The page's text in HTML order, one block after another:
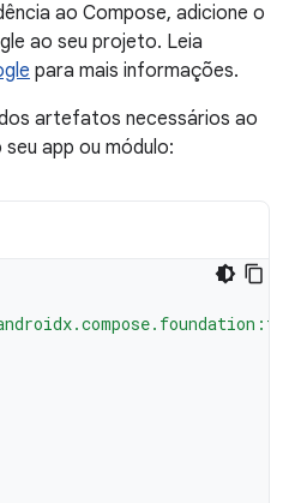
ao Compose, adicione o
ao seu projeto. Leia
para mais informações.
artefatos necessários ao
seu app ou módulo: